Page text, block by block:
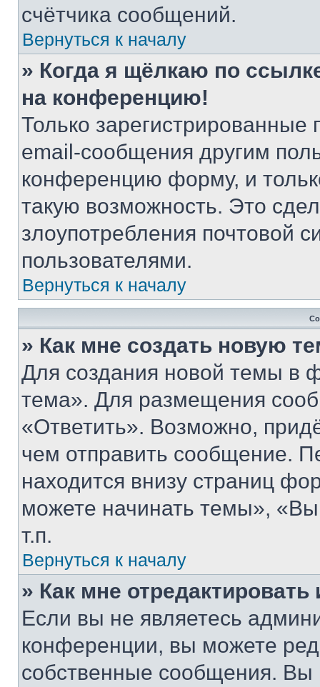
счётчика сообщений.
Вернуться к началу
» Когда я щёлкаю по
на конференцию!
Только зарегистрированные
email-сообщения другим
конференцию форму, и
такую возможность. Это
злоупотребления почтовой
пользователями.
Вернуться к началу
» Как мне создать новую
Для создания новой темы в
тема». Для размещения
«Ответить». Возможно,
чем отправить сообщение.
находится внизу страниц
можете начинать темы»,
т.п.
Вернуться к началу
» Как мне
Если вы не являетесь
конференции, вы можете
собственные сообщения. Вы